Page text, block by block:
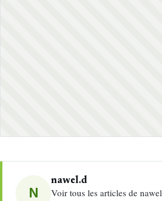
N
nawel.d
Voir tous les articles de